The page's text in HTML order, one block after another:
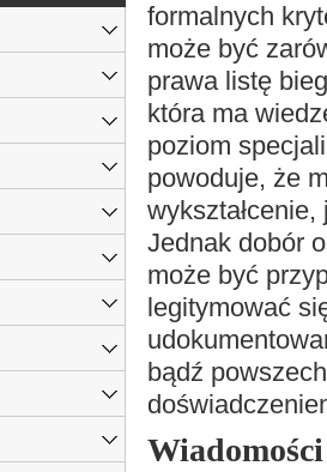
formalnych
może być
prawa listę
która ma
poziom
powoduje, że
Jednak dobór
może być
legitymować
bądź